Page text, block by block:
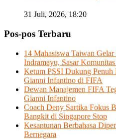
31 Juli, 2026, 18:20
Pos-pos Terbaru
14 Mahasiswa Taiwan
Indramayu, Sasar
Ketum PSSI Dukung
Gianni Infantino di FIFA
Dewan Manajemen FIFA
Gianni Infantino
Coach Deny Sartika Fokus
Bangkit di Singapore Stop
Kesantunan Berbahasa
Bernegara